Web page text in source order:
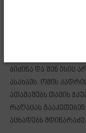
ბიძინა და შენ ისიც
ასახავს. ომის
ათამაშებს თავის
რაღაცას
აცხადებს მდინარაძე.